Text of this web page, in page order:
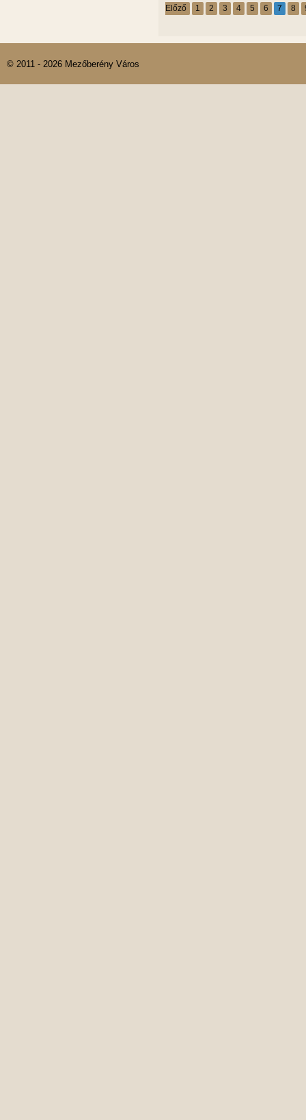
Előző 1 2 3 4 5 6 7 8
© 2011 - 2026 Mezőberény Város